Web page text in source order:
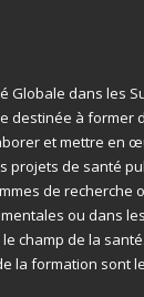
Globale dans les
destinée à former
et mettre en
projets de santé
de recherche
ou dans
champ de la
la formation sont